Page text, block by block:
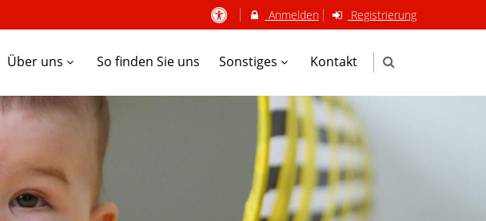
Anmelden Registrierung
Über uns So finden Sie uns Sonstiges Kontakt